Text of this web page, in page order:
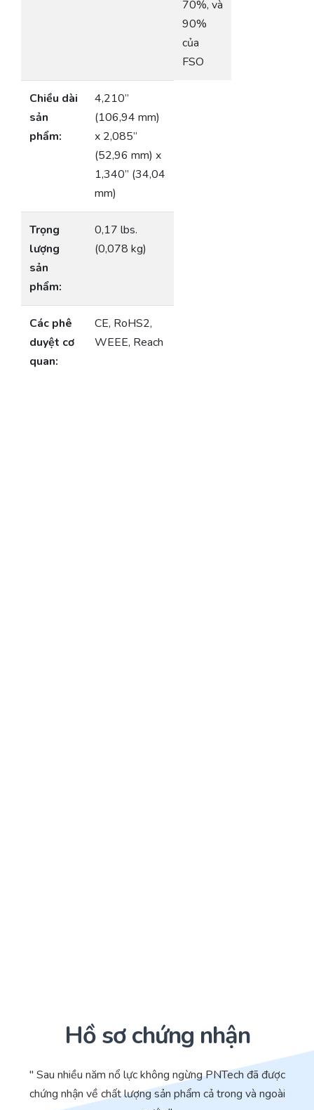
70%, và
90%
của
FSO
Chiều dài
sản
phẩm:
4,210”
(106,94 mm)
x 2,085”
(52,96 mm) x
1,340” (34,04
mm)
Trọng
lượng
sản
phẩm:
0,17 lbs.
(0,078 kg)
Các phê
duyệt cơ
quan:
CE, RoHS2,
WEEE, Reach
Hồ sơ chứng nhận
" Sau nhiều năm nổ lực không ngừng PNTech đã được
chứng nhận về chất lượng sản phẩm cả trong và ngoài